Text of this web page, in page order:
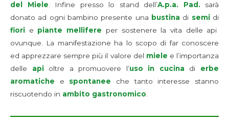
del Miele. Infine presso lo stand dell’A.p.a. Pad.sarà
donato ad ogni bambino presente una bustina di semidi
fiori e piante mellifere per sostenere la vita delle api
ovunque. La manifestazione ha lo scopo di far conoscere
ed apprezzare sempre più il valore del miele e l’importanza
delle api oltre a promuovere l’uso in cucina di erbe
aromatiche e spontanee che tanto interesse stanno
riscuotendo in ambito gastronomico.